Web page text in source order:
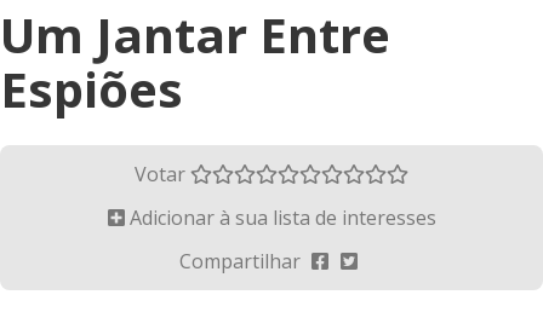
Um Jantar Entre
Espiões
Votar
Adicionar à sua lista de interesses
Compartilhar